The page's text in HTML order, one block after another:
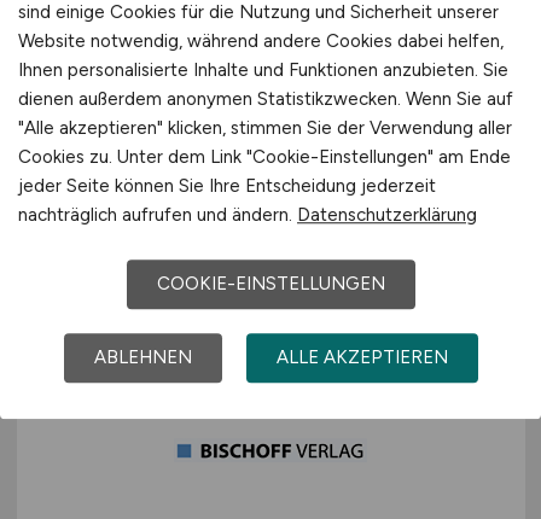
Facharzt(m/w/d)Orthopädie
und Unfallchirurgie mit
Perspektive auf die Ärztliche
Leitung im MVZ
Rems-Murr-Kliniken gGmbH
Winnenden
sind einige Cookies für die Nutzung und Sicherheit unserer
Website notwendig, während andere Cookies dabei helfen,
Ihnen personalisierte Inhalte und Funktionen anzubieten. Sie
dienen außerdem anonymen Statistikzwecken. Wenn Sie auf
"Alle akzeptieren" klicken, stimmen Sie der Verwendung aller
Cookies zu. Unter dem Link "Cookie-Einstellungen" am Ende
jeder Seite können Sie Ihre Entscheidung jederzeit
nachträglich aufrufen und ändern. Datenschutzerklärung
COOKIE-EINSTELLUNGEN
ABLEHNEN ALLE AKZEPTIEREN